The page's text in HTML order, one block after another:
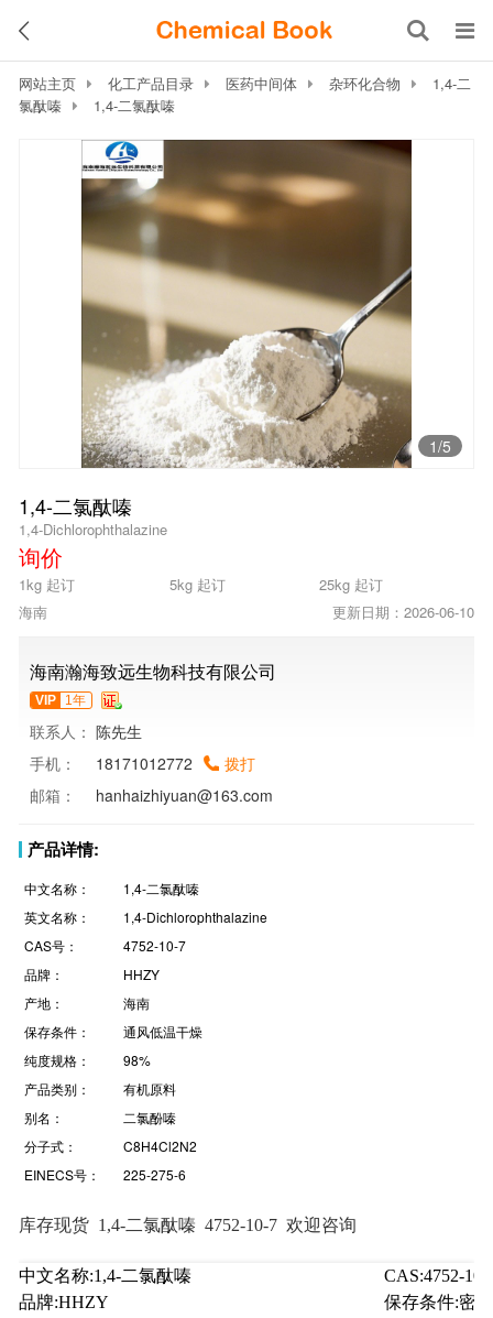
网站主页 化工产品目录 医药中间体 杂环化合物
1,4-二
氯酞嗪
1,4-二氯酞嗪
1/5
1,4-二氯酞嗪
1,4-Dichlorophthalazine
询价
1kg 起订 5kg 起订
25kg 起订
海南
更新日期：2026-06-10
海南瀚海致远生物科技有限公司
VIP 1年
联系人： 陈先生
手机：
18171012772
拨打
邮箱：
hanhaizhiyuan@163.com
产品详情:
中文名称：
1,4-二氯酞嗪
英文名称：
1,4-Dichlorophthalazine
CAS号：
4752-10-7
品牌：
HHZY
产地：
海南
保存条件：
通风低温干燥
纯度规格：
98%
产品类别：
有机原料
别名：
二氯酚嗪
分子式：
C8H4Cl2N2
EINECS号：
225-275-6
库存现货 1,4-二氯酞嗪 4752-10-7 欢迎咨询
中文名称:1,4-二氯酞嗪 CAS:4752-10-
品牌:HHZY 保存条件:密封